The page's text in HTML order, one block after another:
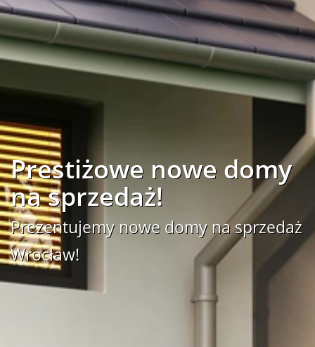
Prestiżowe nowe domy
na sprzedaż!
Prezentujemy nowe domy na sprzedaż
Wrocław!